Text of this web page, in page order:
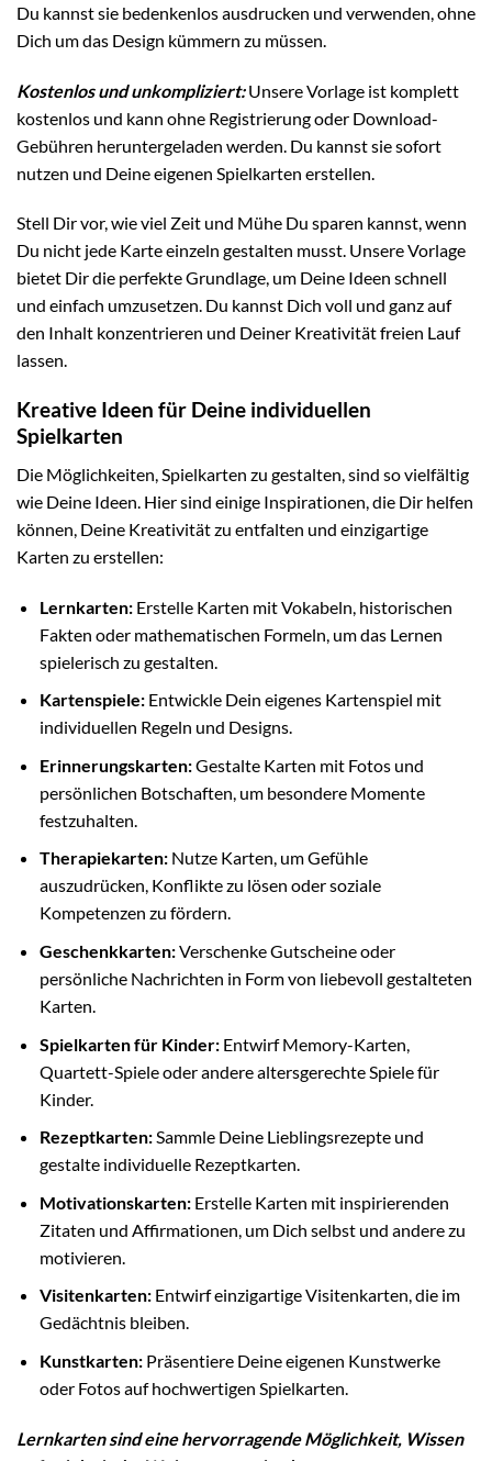
Du kannst sie bedenkenlos ausdrucken und verwenden, ohne
Dich um das Design kümmern zu müssen.
Kostenlos und unkompliziert:Unsere Vorlage ist komplett
kostenlos und kann ohne Registrierung oder Download-
Gebühren heruntergeladen werden. Du kannst sie sofort
nutzen und Deine eigenen Spielkarten erstellen.
Stell Dir vor, wie viel Zeit und Mühe Du sparen kannst, wenn
Du nicht jede Karte einzeln gestalten musst. Unsere Vorlage
bietet Dir die perfekte Grundlage, um Deine Ideen schnell
und einfach umzusetzen. Du kannst Dich voll und ganz auf
den Inhalt konzentrieren und Deiner Kreativität freien Lauf
lassen.
Kreative Ideen für Deine individuellen
Spielkarten
Die Möglichkeiten, Spielkarten zu gestalten, sind so vielfältig
wie Deine Ideen. Hier sind einige Inspirationen, die Dir helfen
können, Deine Kreativität zu entfalten und einzigartige
Karten zu erstellen:
Lernkarten:Erstelle Karten mit Vokabeln, historischen
Fakten oder mathematischen Formeln, um das Lernen
spielerisch zu gestalten.
Kartenspiele:Entwickle Dein eigenes Kartenspiel mit
individuellen Regeln und Designs.
Erinnerungskarten:Gestalte Karten mit Fotos und
persönlichen Botschaften, um besondere Momente
festzuhalten.
Therapiekarten:Nutze Karten, um Gefühle
auszudrücken, Konflikte zu lösen oder soziale
Kompetenzen zu fördern.
Geschenkkarten:Verschenke Gutscheine oder
persönliche Nachrichten in Form von liebevoll gestalteten
Karten.
Spielkarten für Kinder:Entwirf Memory-Karten,
Quartett-Spiele oder andere altersgerechte Spiele für
Kinder.
Rezeptkarten:Sammle Deine Lieblingsrezepte und
gestalte individuelle Rezeptkarten.
Motivationskarten:Erstelle Karten mit inspirierenden
Zitaten und Affirmationen, um Dich selbst und andere zu
motivieren.
Visitenkarten:Entwirf einzigartige Visitenkarten, die im
Gedächtnis bleiben.
Kunstkarten:Präsentiere Deine eigenen Kunstwerke
oder Fotos auf hochwertigen Spielkarten.
Lernkarten sind eine hervorragende Möglichkeit, Wissen